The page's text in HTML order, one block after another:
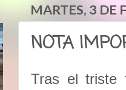
MARTES, 3 DE
NOTA
Tras el triste